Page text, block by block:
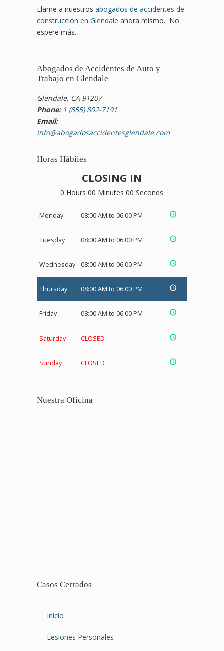
Llame a nuestros abogados de accidentes de
construcción en Glendale ahora mismo. No
espere más.
Abogados de Accidentes de Auto y
Trabajo en Glendale
Glendale, CA 91207
Phone: 1 (855) 802-7191
Email:
info@abogadosaccidentesglendale.com
Horas Hábiles
CLOSING IN
0 Hours 00 Minutes 00 Seconds
Monday 08:00 AM to 06:00 PM
Tuesday 08:00 AM to 06:00 PM
Wednesday 08:00 AM to 06:00 PM
Thursday 08:00 AM to 06:00 PM
Friday 08:00 AM to 06:00 PM
Saturday CLOSED
Sunday CLOSED
Nuestra Oficina
Casos Cerrados
Inicio
Lesiones Personales